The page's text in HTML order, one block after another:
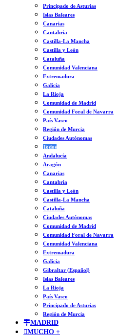
Principado de Asturias
Islas Baleares
Canarias
Cantabria
Castilla-La Mancha
Castilla y León
Cataluña
Comunidad Valenciana
Extremadura
Galicia
La Rioja
Comunidad de Madrid
Comunidad Foral de Navarra
País Vasco
Región de Murcia
Ciudades Autónomas
Todos
Andalucía
Aragón
Canarias
Cantabria
Castilla y León
Castilla-La Mancha
Cataluña
Ciudades Autónomas
Comunidad de Madrid
Comunidad Foral de Navarra
Comunidad Valenciana
Extremadura
Galicia
Gibraltar (Español)
Islas Baleares
La Rioja
País Vasco
Principado de Asturias
Región de Murcia
MADRID
MUCHO +